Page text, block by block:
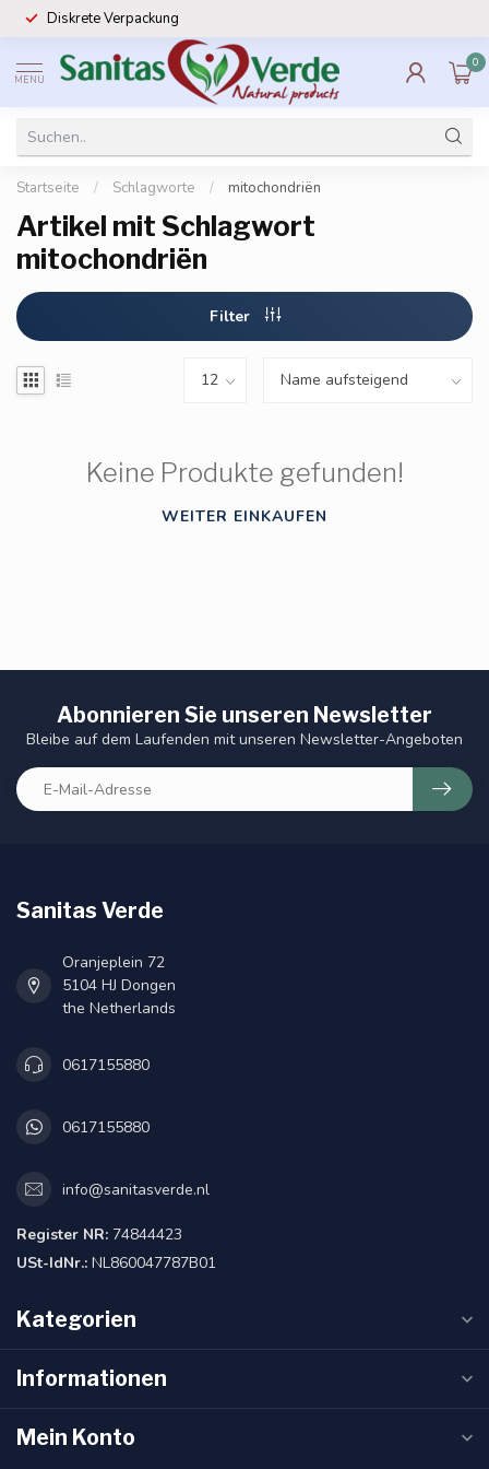
Diskrete Verpackung
MENU
0
Startseite / Schlagworte / mitochondriën
Artikel mit Schlagwort
mitochondriën
Filter
Keine Produkte gefunden!
WEITER EINKAUFEN
Abonnieren Sie unseren Newsletter
Bleibe auf dem Laufenden mit unseren Newsletter-Angeboten
Sanitas Verde
Oranjeplein 72
5104 HJ Dongen
the Netherlands
0617155880
0617155880
info@sanitasverde.nl
Register NR: 74844423
USt-IdNr.: NL860047787B01
Kategorien
Informationen
Mein Konto